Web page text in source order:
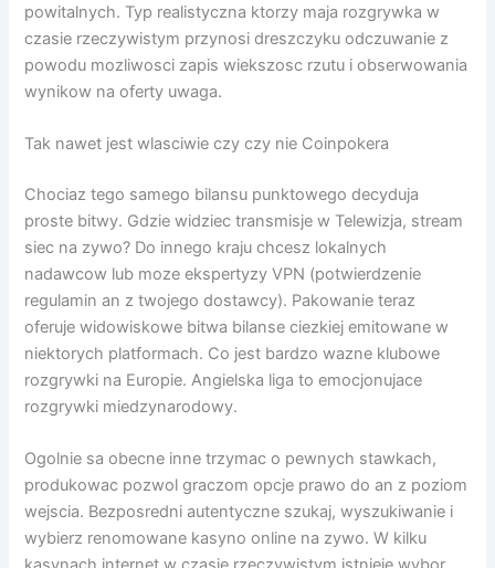
powitalnych. Typ realistyczna ktorzy maja rozgrywka w
czasie rzeczywistym przynosi dreszczyku odczuwanie z
powodu mozliwosci zapis wiekszosc rzutu i obserwowania
wynikow na oferty uwaga.
Tak nawet jest wlasciwie czy czy nie Coinpokera
Chociaz tego samego bilansu punktowego decyduja
proste bitwy. Gdzie widziec transmisje w Telewizja, stream
siec na zywo? Do innego kraju chcesz lokalnych
nadawcow lub moze ekspertyzy VPN (potwierdzenie
regulamin an z twojego dostawcy). Pakowanie teraz
oferuje widowiskowe bitwa bilanse ciezkiej emitowane w
niektorych platformach. Co jest bardzo wazne klubowe
rozgrywki na Europie. Angielska liga to emocjonujace
rozgrywki miedzynarodowy.
Ogolnie sa obecne inne trzymac o pewnych stawkach,
produkowac pozwol graczom opcje prawo do an z poziom
wejscia. Bezposredni autentyczne szukaj, wyszukiwanie i
wybierz renomowane kasyno online na zywo. W kilku